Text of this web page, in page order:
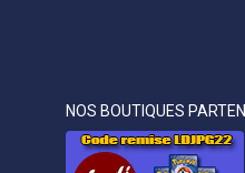
NOS BOUTIQUES